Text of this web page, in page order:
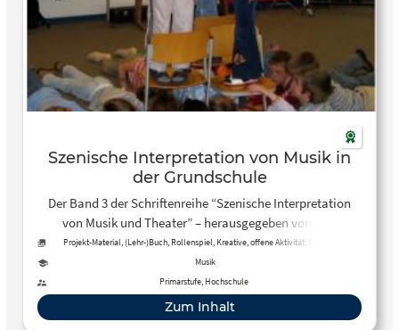
Szenische Interpretation von Musik in
der Grundschule
Der Band 3 der Schriftenreihe “Szenische Interpretation
von Musik und Theater” – herausgegeben von Lars
Oberhaus und Wolfgang Martin Stroh – bündelt Aufsätze
zum Thema “Szenische Interpretation von Musik in der
Grundschule”. Die Beiträge reichen von Spielkonzepten
oder Anregungen szenischer Interpretation von Liedern bis
hin zu szenischer Interpretation von Musiktheater. Die
Projekt-Material, (Lehr-)Buch, Rollenspiel, Kreative, offene Aktivität, Methoden
Musik
Primarstufe, Hochschule
Zum Inhalt